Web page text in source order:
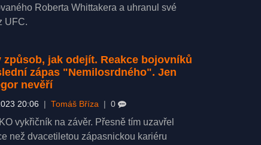
Roberta Whittakera a uhranul své
UFC.
způsob, jak odejít. Reakce bojovníků
zápas "Nemilosrdného". Jen
nevěří
20:06 Tomáš Bříza 0
vykřičník na závěr. Přesně tím uzavřel
než dvacetiletou zápasnickou kariéru